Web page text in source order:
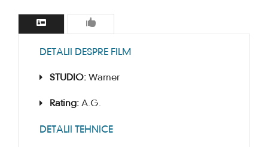
DETALII DESPRE FILM
STUDIO: Warner
Rating: A.G.
DETALII TEHNICE